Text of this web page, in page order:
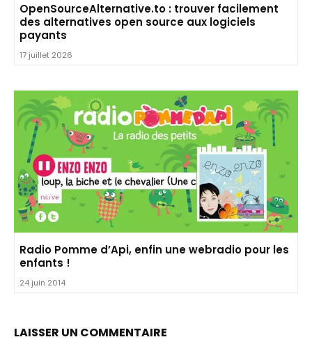
OpenSourceAlternative.to : trouver facilement
des alternatives open source aux logiciels
payants
17 juillet 2026
Radio Pomme d’Api, enfin une webradio pour les
enfants !
24 juin 2014
LAISSER UN COMMENTAIRE